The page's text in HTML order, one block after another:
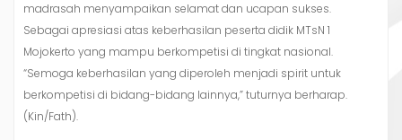
madrasah menyampaikan selamat dan ucapan sukses.
Sebagai apresiasi atas keberhasilan peserta didik MTsN 1
Mojokerto yang mampu berkompetisi di tingkat nasional.
“Semoga keberhasilan yang diperoleh menjadi spirit untuk
berkompetisi di bidang-bidang lainnya,” tuturnya berharap.
(Kin/Fath).